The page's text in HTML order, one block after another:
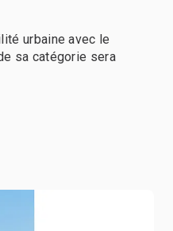
urbaine avec le
sa catégorie sera